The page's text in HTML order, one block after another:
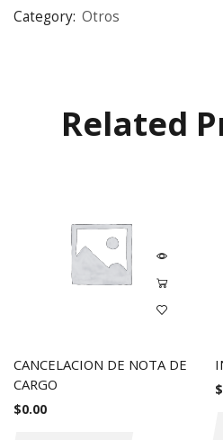
Category: Otros
Related
CANCELACION DE NOTA DE
CARGO
$0.00
$